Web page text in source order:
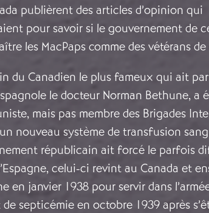
publièrent des articles d’opinion qui
pour savoir si le gouvernement de
les MacPaps comme des vétérans
du Canadien le plus fameux qui ait
le docteur Norman Bethune, a
mais pas membre des Brigades
nouveau système de transfusion
républicain ait forcé le parfois
celui-ci revint au Canada et
en janvier 1938 pour servir dans
septicémie en octobre 1939 après